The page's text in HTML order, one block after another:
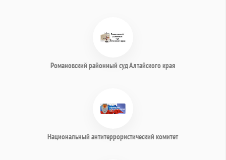
Романовский районный суд Алтайского края
Национальный антитеррористический комитет